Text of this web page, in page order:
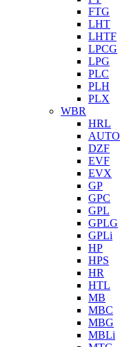
FTG
LHT
LHTF
LPCG
LPG
PLC
PLH
PLX
WBR
HRL
AUTO
DZF
EVF
EVX
GP
GPC
GPL
GPLG
GPLi
HP
HPS
HR
HTL
MB
MBC
MBG
MBLi